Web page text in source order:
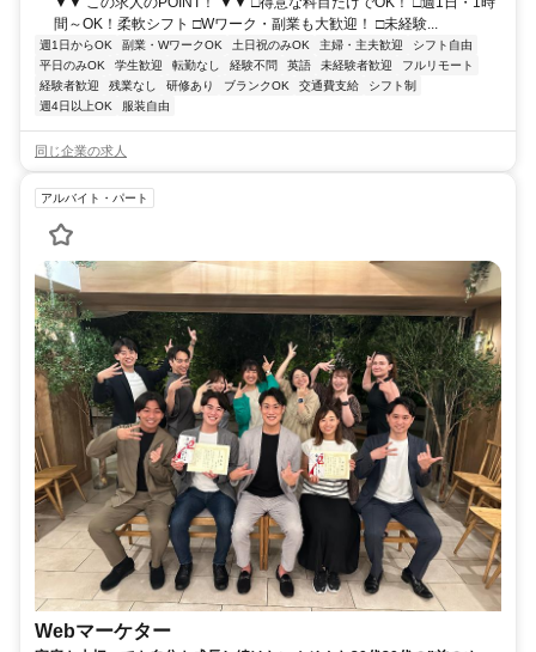
間～OK！柔軟シフト □Wワーク・副業も大歓迎！ □未経験...
週1日からOK 副業・WワークOK 土日祝のみOK 主婦・主夫歓迎
シフト自由
平日のみOK
学生歓迎 転勤なし 経験不問 英語 未経験者歓迎
フルリモート
経験者歓迎
残業なし 研修あり ブランクOK 交通費支給
シフト制
週4日以上OK
服装自由
同じ企業の求人
アルバイト・パート
Webマーケター